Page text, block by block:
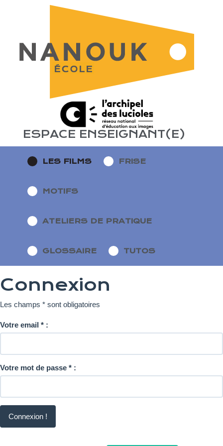
ESPACE ENSEIGNANT(E)
LES FILMS FRISE
MOTIFS
ATELIERS DE PRATIQUE
GLOSSAIRE TUTOS
Connexion
Les champs * sont obligatoires
Votre email * :
Votre mot de passe * :
Connexion !